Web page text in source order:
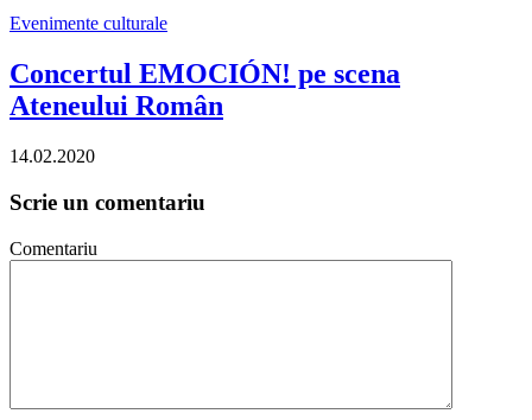
Evenimente culturale
Concertul EMOCIÓN! pe scena
Ateneului Român
14.02.2020
Scrie un comentariu
Comentariu